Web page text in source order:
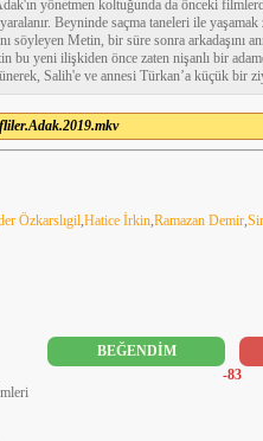
yönetmen koltuğunda da önceki
Beyninde saçma taneleri ile
söyleyen Metin, bir süre sonra arkadaşını
bu yeni ilişkiden önce zaten nişanlı bir
Salih'e ve annesi Türkan’a küçük bir
Özkarslıgil,Hatice İrkin,Ramazan Demir,
BEĞENDİM
-83